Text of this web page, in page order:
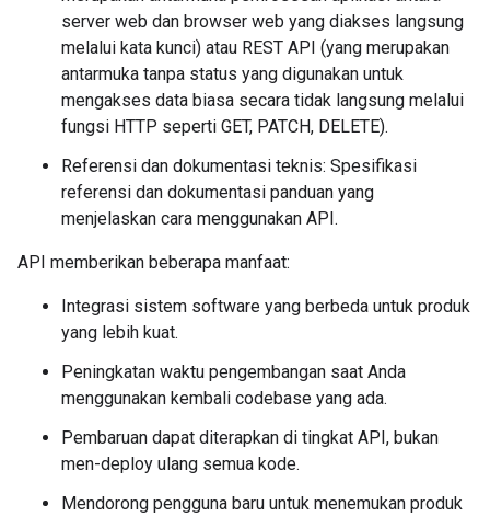
server web dan browser web yang diakses langsung
melalui kata kunci) atau REST API (yang merupakan
antarmuka tanpa status yang digunakan untuk
mengakses data biasa secara tidak langsung melalui
fungsi HTTP seperti GET, PATCH, DELETE).
Referensi dan dokumentasi teknis: Spesifikasi
referensi dan dokumentasi panduan yang
menjelaskan cara menggunakan API.
API memberikan beberapa manfaat:
Integrasi sistem software yang berbeda untuk produk
yang lebih kuat.
Peningkatan waktu pengembangan saat Anda
menggunakan kembali codebase yang ada.
Pembaruan dapat diterapkan di tingkat API, bukan
men-deploy ulang semua kode.
Mendorong pengguna baru untuk menemukan produk